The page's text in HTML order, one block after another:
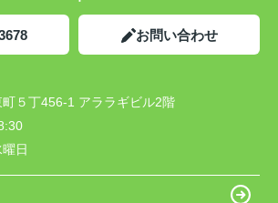
お問い合わせ
５丁456-1 アララギビル2階
日